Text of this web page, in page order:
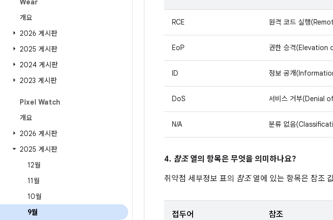
Wear
개요
2026 게시판
2025 게시판
2024 게시판
2023 게시판
Pixel Watch
개요
2026 게시판
2025 게시판
12월
11월
10월
9월
RCE 원격 코드 실행
EoP 권한 승격(Elevation
ID 정보 공개
DoS 서비스 거부(Denial
N/A 분류 없음
4. 참조열의 항목은 무엇을 의미하나요?
취약점 세부정보 표의 참조열에 있는 항목은 참조
접두어 참조